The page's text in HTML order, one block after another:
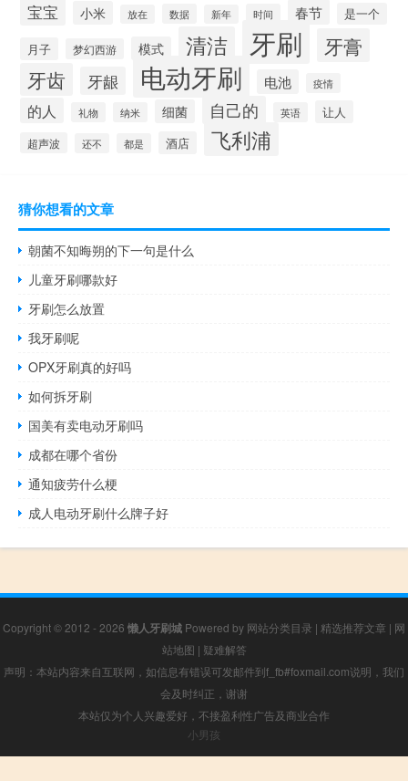
宝宝 小米 放在 数据 新年 时间 春节 是一个
月子 梦幻西游 模式 清洁 牙刷 牙膏
牙齿 牙龈 电动牙刷 电池 疫情
的人 礼物 纳米 细菌 自己的 英语 让人
超声波 还不 都是 酒店 飞利浦
猜你想看的文章
朝菌不知晦朔的下一句是什么
儿童牙刷哪款好
牙刷怎么放置
我牙刷呢
OPX牙刷真的好吗
如何拆牙刷
国美有卖电动牙刷吗
成都在哪个省份
通知疲劳什么梗
成人电动牙刷什么牌子好
Copyright © 2012 - 2026 懒人牙刷城 Powered by 网站分类目录 | 精选推荐文章 | 网
站地图 | 疑难解答
声明：本站内容来自互联网，如信息有错误可发邮件到f_fb#foxmail.com说明，我们
会及时纠正，谢谢
本站仅为个人兴趣爱好，不接盈利性广告及商业合作
小男孩